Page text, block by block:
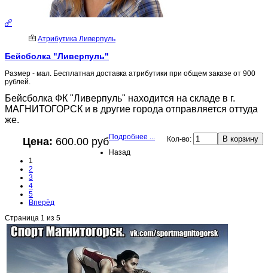
Атрибутика Ливерпуль
Бейсболка "Ливерпуль"
Размер - мал. Бесплатная доставка атрибутики при общем заказе от 900
рублей.
Бейсболка ФК "Ливерпуль" находится на складе в г.
МАГНИТОГОРСК и в другие города отправляется оттуда
же.
Цена: 600.00 руб Кол-во:
Подробнее ...
Назад
1
2
3
4
5
Вперёд
Страница 1 из 5